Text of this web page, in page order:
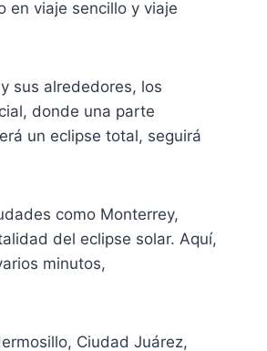
en viaje sencillo y viaje
sus alrededores, los
donde una parte
un eclipse total, seguirá
como Monterrey,
del eclipse solar. Aquí,
minutos,
Ciudad Juárez,